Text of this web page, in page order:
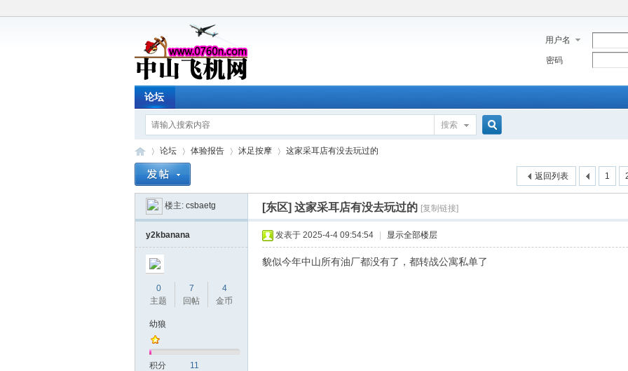
用户名
密码
论坛
搜索
»
论坛
›
体验报告 沐足按摩
›
这家采耳店有没去玩过的
1
返回列表
楼主: csbaetg [东区] 这家采耳店有没去玩过的 [复制链接]
y2kbanana
0
主题
7
回帖
4
金币
幼狼
积分 11
发表于 2025-4-4 09:54:54 显示全部楼层
貌似今年中山所有油厂都没有了，都转战公寓私单了